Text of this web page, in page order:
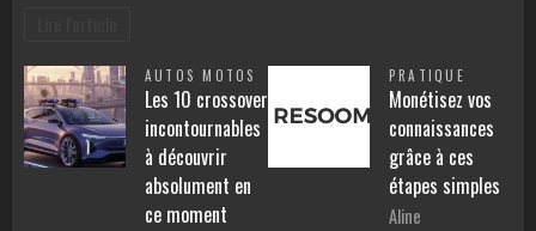
AUTOS MOTOS
Les 10 crossover
incontournables
à découvrir
absolument en
ce moment
PRATIQUE
Monétisez vos
connaissances
grâce à ces
étapes simples
Aline